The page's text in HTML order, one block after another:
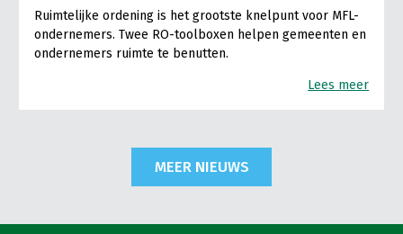
Ruimtelijke ordening is het grootste knelpunt voor MFL-
ondernemers. Twee RO-toolboxen helpen gemeenten en
ondernemers ruimte te benutten.
Lees meer
MEER NIEUWS